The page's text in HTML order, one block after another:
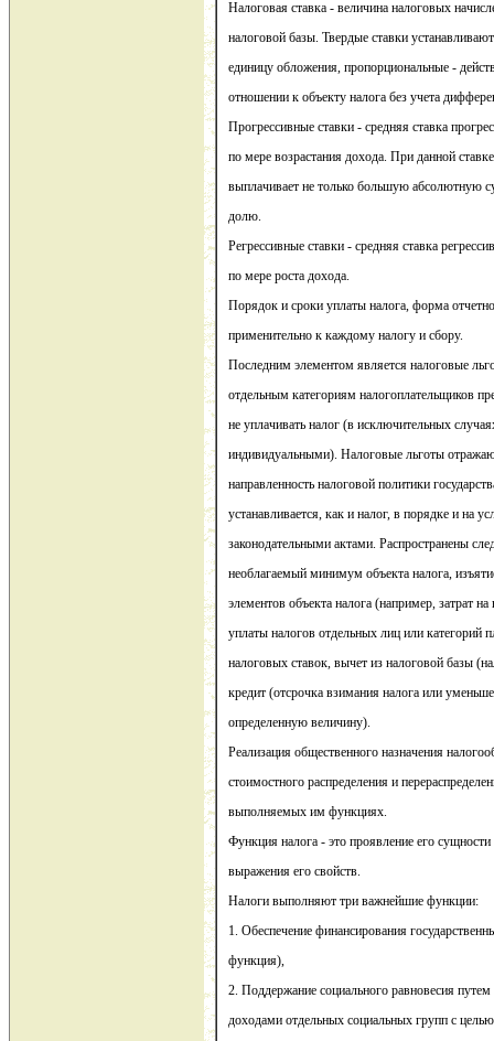
Налоговая ставка - величина налоговых
налоговой базы. Твердые ставки
единицу обложения, пропорциональные -
отношении к объекту налога без учета
Прогрессивные ставки - средняя ставка
по мере возрастания дохода. При данной
выплачивает не только большую абсолютную
долю.
Регрессивные ставки - средняя ставка
по мере роста дохода.
Порядок и сроки уплаты налога, форма
применительно к каждому налогу и сбору.
Последним элементом является налоговые
отдельным категориям налогоплательщиков
не уплачивать налог (в исключительных
индивидуальными). Налоговые льготы
направленность налоговой политики
устанавливается, как и налог, в порядке и на
законодательными актами. Распространены
необлагаемый минимум объекта налога,
элементов объекта налога (например, затрат
уплаты налогов отдельных лиц или категорий
налоговых ставок, вычет из налоговой базы
кредит (отсрочка взимания налога или
определенную величину).
Реализация общественного назначения
стоимостного распределения и
выполняемых им функциях.
Функция налога - это проявление его сущности
выражения его свойств.
Налоги выполняют три важнейшие функции:
1. Обеспечение финансирования
функция),
2. Поддержание социального равновесия
доходами отдельных социальных групп с